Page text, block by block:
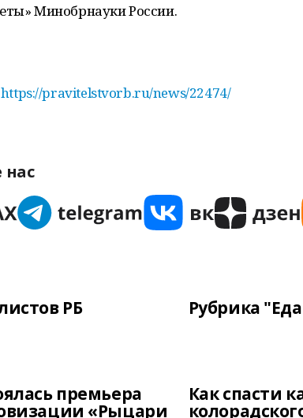
Минобрнауки России.
https://pravitelstvorb.ru/news/22474/
нас
РБ Рубрика
премьера
«Рыцари
Как спасти